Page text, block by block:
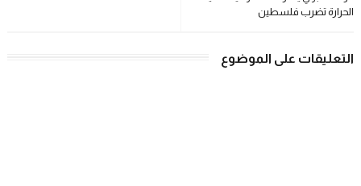
الحرارة تضرب فلسطين
التعليقات على الموضوع